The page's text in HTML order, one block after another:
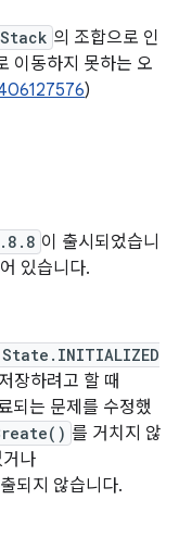
의 조합으로 인
이동하지 못하는 오
)
이 출시되었습니
있습니다.
장하려고 할 때
되는 문제를 수정했
를 거치지 않
나
되지 않습니다.